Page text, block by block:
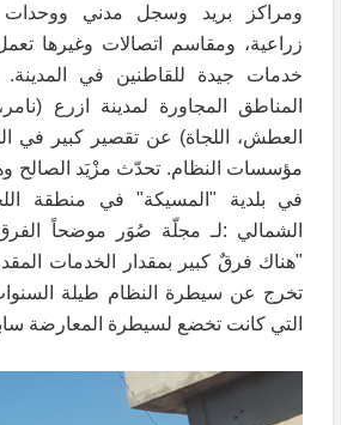
ومراكز بريد وسجل مدني
زراعية، ومقاسم اتصالات وغيرها
خدمات جيدة للقاطنين في
المناطق المجاورة لمدينة ازرع
العطش، اللجاة) عن تقصير كبير في
مؤسسات النظام. تحدّث مزْيَد الصالح
في بلدية "المسيكة" في منطقة
الشمالي :لـ مجلّة صُوَر موضحاً
"هناك فرقٌ كبير بمقدار الخدمات
تخرج عن سيطرة النظام طيلة
التي كانت تخضع لسيطرة المعارضة